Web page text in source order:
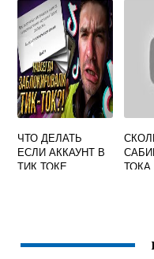
НА ЖУТКОМ
КОНТЕНТЕ
ЧТО ДЕЛАТЬ
ЕСЛИ АККАУНТ В
ТИК ТОКЕ
ТОКА